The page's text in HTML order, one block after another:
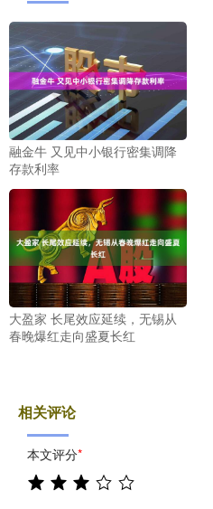
融金牛 又见中小银行密集调降
存款利率
大盈家 长尾效应延续，无锡从
春晚爆红走向盛夏长红
相关评论
本文评分*